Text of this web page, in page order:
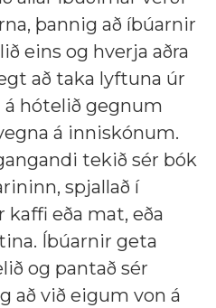
þannig að íbúarnir
eins og hverja aðra
að taka lyftuna úr
hótelið gegnum
á inniskónum.
tekið sér bók
spjallað í
eða mat, eða
Íbúarnir geta
og pantað sér
að við eigum von á